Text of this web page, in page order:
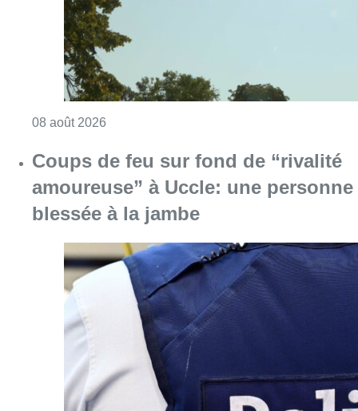
08 août 2026
Coups de feu sur fond de “rivalité
amoureuse” à Uccle: une personne
blessée à la jambe